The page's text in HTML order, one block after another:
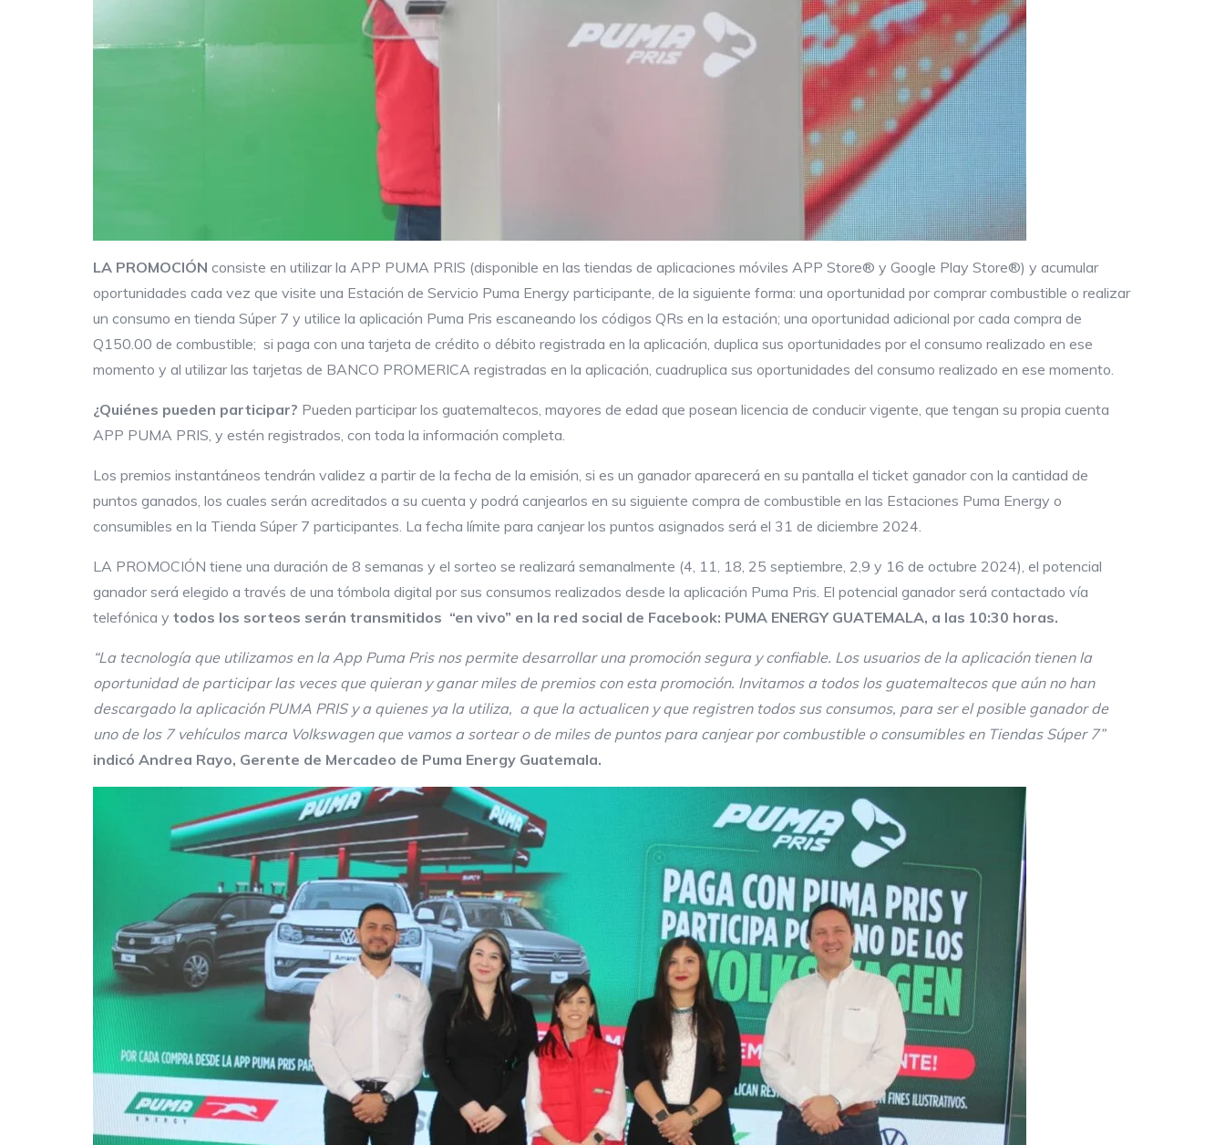
LA PROMOCIÓN consiste en utilizar la APP PUMA PRIS (disponible en las tiendas de aplicaciones móviles APP Store® y Google Play Store®) y acumular
oportunidades cada vez que visite una Estación de Servicio Puma Energy participante, de la siguiente forma: una oportunidad por comprar combustible o realizar
un consumo en tienda Súper 7 y utilice la aplicación Puma Pris escaneando los códigos QRs en la estación; una oportunidad adicional por cada compra de
Q150.00 de combustible; si paga con una tarjeta de crédito o débito registrada en la aplicación, duplica sus oportunidades por el consumo realizado en ese
momento y al utilizar las tarjetas de BANCO PROMERICA registradas en la aplicación, cuadruplica sus oportunidades del consumo realizado en ese momento.
¿Quiénes pueden participar? Pueden participar los guatemaltecos, mayores de edad que posean licencia de conducir vigente, que tengan su propia cuenta
APP PUMA PRIS, y estén registrados, con toda la información completa.
Los premios instantáneos tendrán validez a partir de la fecha de la emisión, si es un ganador aparecerá en su pantalla el ticket ganador con la cantidad de
puntos ganados, los cuales serán acreditados a su cuenta y podrá canjearlos en su siguiente compra de combustible en las Estaciones Puma Energy o
consumibles en la Tienda Súper 7 participantes. La fecha límite para canjear los puntos asignados será el 31 de diciembre 2024.
LA PROMOCIÓN tiene una duración de 8 semanas y el sorteo se realizará semanalmente (4, 11, 18, 25 septiembre, 2,9 y 16 de octubre 2024), el potencial
ganador será elegido a través de una tómbola digital por sus consumos realizados desde la aplicación Puma Pris. El potencial ganador será contactado vía
telefónica y todos los sorteos serán transmitidos “en vivo” en la red social de Facebook: PUMA ENERGY GUATEMALA, a las 10:30 horas.
“La tecnología que utilizamos en la App Puma Pris nos permite desarrollar una promoción segura y confiable. Los usuarios de la aplicación tienen la
oportunidad de participar las veces que quieran y ganar miles de premios con esta promoción. Invitamos a todos los guatemaltecos que aún no han
descargado la aplicación PUMA PRIS y a quienes ya la utiliza, a que la actualicen y que registren todos sus consumos, para ser el posible ganador de
uno de los 7 vehículos marca Volkswagen que vamos a sortear o de miles de puntos para canjear por combustible o consumibles en Tiendas Súper 7”
indicó Andrea Rayo, Gerente de Mercadeo de Puma Energy Guatemala.